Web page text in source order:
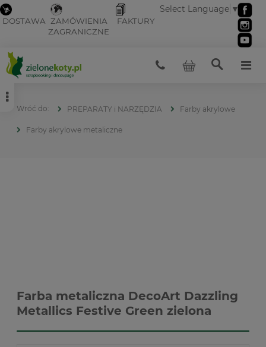
DOSTAWA ZAMÓWIENIA
ZAGRANICZNE
FAKTURY
Select Language ▼
PREPARATY i NARZĘDZIA Farby akrylowe
Farby akrylowe metaliczne
Farba metaliczna DecoArt Dazzling
Metallics Festive Green zielona